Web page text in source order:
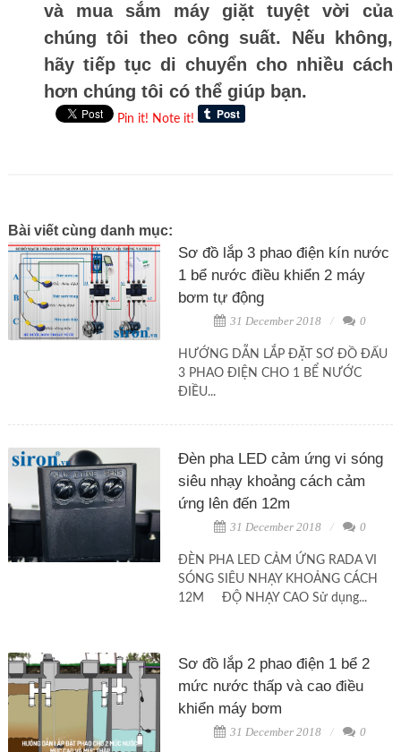
và mua sắm máy giặt tuyệt vời của
chúng tôi theo công suất. Nếu không,
hãy tiếp tục di chuyển cho nhiều cách
hơn chúng tôi có thể giúp bạn.
Pin it! Note it!
Bài viết cùng danh mục:
Sơ đồ lắp 3 phao điện kín nước
1 bể nước điều khiển 2 máy
bơm tự động
31 December 2018 0
HƯỚNG DẪN LẮP ĐẶT SƠ ĐỒ ĐẤU
3 PHAO ĐIỆN CHO 1 BỂ NƯỚC
ĐIỀU...
Đèn pha LED cảm ứng vi sóng
siêu nhạy khoảng cách cảm
ứng lên đến 12m
31 December 2018 0
ĐÈN PHA LED CẢM ỨNG RADA VI
SÓNG SIÊU NHẠY KHOẢNG CÁCH
12M ĐỘ NHẠY CAO Sử dụng...
Sơ đồ lắp 2 phao điện 1 bể 2
mức nước thấp và cao điều
khiển máy bơm
31 December 2018 0